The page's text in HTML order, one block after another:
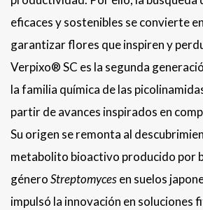
eficaces y sostenibles se convierte
garantizar flores que inspiren y
Verpixo® SC es la segunda
la familia química de las
partir de avances inspirados en
Su origen se remonta al
metabolito bioactivo producido por
géneroStreptomycesen suelos
impulsó la innovación en soluciones